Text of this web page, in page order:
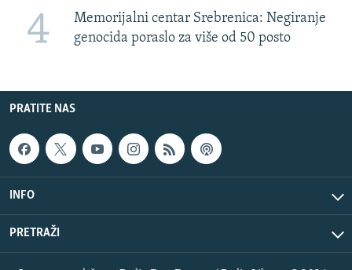
4
Memorijalni centar Srebrenica: Negiranje
genocida poraslo za više od 50 posto
PRATITE NAS
INFO
PRETRAŽI